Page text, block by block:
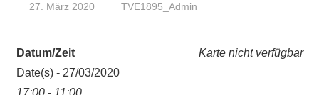
27. März 2020 TVE1895_Admin
Karte nicht verfügbar
Datum/Zeit
Date(s) - 27/03/2020